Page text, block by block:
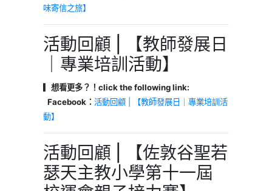
味寄信之旅】
活動回顧 | 【教師發展日
｜專業培訓活動】
▎想看更多？！click the following link:
Facebook： 活動回顧 | 【教師發展日｜專業培訓活
動】
活動回顧 | 【佐敦谷聖若
瑟天主教小學第十一屆